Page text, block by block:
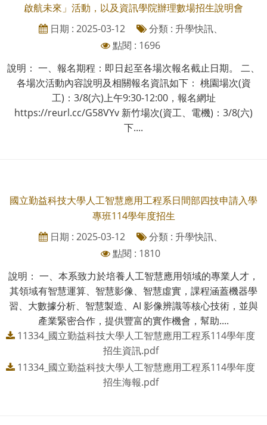
啟航未來」活動，以及資訊學院辦理數場招生說明會
日期 : 2025-03-12
分類 : 升學快訊、
點閱 : 1696
說明： 一、報名期程：即日起至各場次報名截止日期。 二、
各場次活動內容說明及相關報名資訊如下： 桃園場次(資
工)：3/8(六)上午9:30-12:00，報名網址
https://reurl.cc/G58VYv 新竹場次(資工、電機)：3/8(六)
下....
國立勤益科技大學人工智慧應用工程系日間部四技申請入學
專班114學年度招生
日期 : 2025-03-12
分類 : 升學快訊、
點閱 : 1810
說明： 一、本系致力於培養人工智慧應用領域的專業人才，
其領域有智慧運算、智慧影像、智慧虛實，課程涵蓋機器學
習、大數據分析、智慧製造、AI 影像辨識等核心技術，並與
產業緊密合作，提供豐富的實作機會，幫助....
11334_國立勤益科技大學人工智慧應用工程系114學年度
招生資訊.pdf
11334_國立勤益科技大學人工智慧應用工程系114學年度
招生海報.pdf